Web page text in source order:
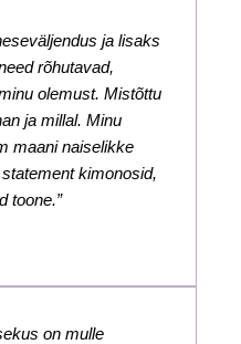
ja lisaks
rõhutavad,
olemust. Mistõttu
ja millal. Minu
maani naiselikke
kimonosid,
toone.”
on mulle